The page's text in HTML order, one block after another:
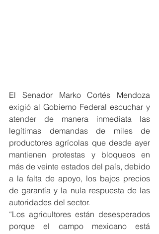
El Senador Marko Cortés Mendoza
exigió al Gobierno Federal escuchar y
atender de manera inmediata las
legítimas demandas de miles de
productores agrícolas que desde ayer
mantienen protestas y bloqueos en
más de veinte estados del país, debido
a la falta de apoyo, los bajos precios
de garantía y la nula respuesta de las
autoridades del sector.
“Los agricultores están desesperados
porque el campo mexicano está